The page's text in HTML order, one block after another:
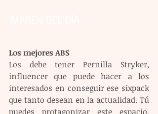
Los mejores ABS
Los debe tener Pernilla Stryker,
influencer que puede hacer a los
interesados en conseguir ese sixpack
que tanto desean en la actualidad. Tú
puedes protagonizar este espacio,